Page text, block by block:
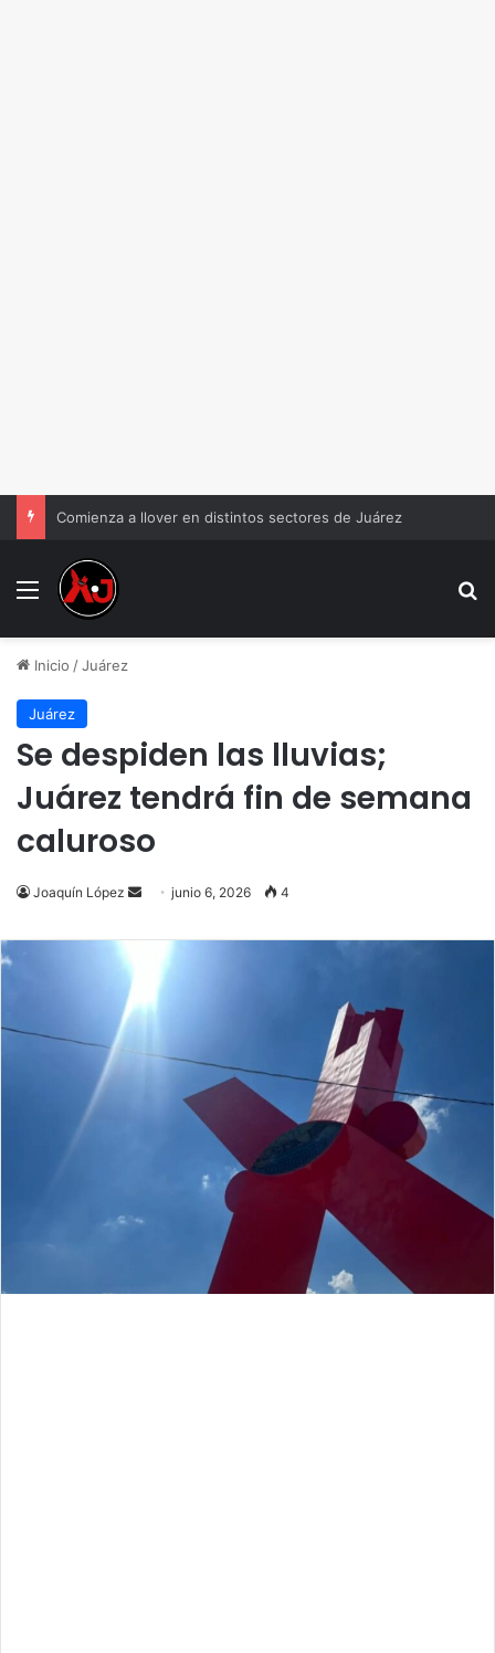
Comienza a llover en distintos sectores de Juárez
Menu
Inicio /Juárez
Juárez
Se despiden las lluvias;
Juárez tendrá fin de semana
caluroso
Joaquín López
Send
email
junio 6, 2026 4